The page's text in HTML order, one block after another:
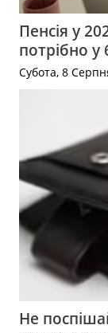
Пенсія у
потрібно у
Субота, 8
Не